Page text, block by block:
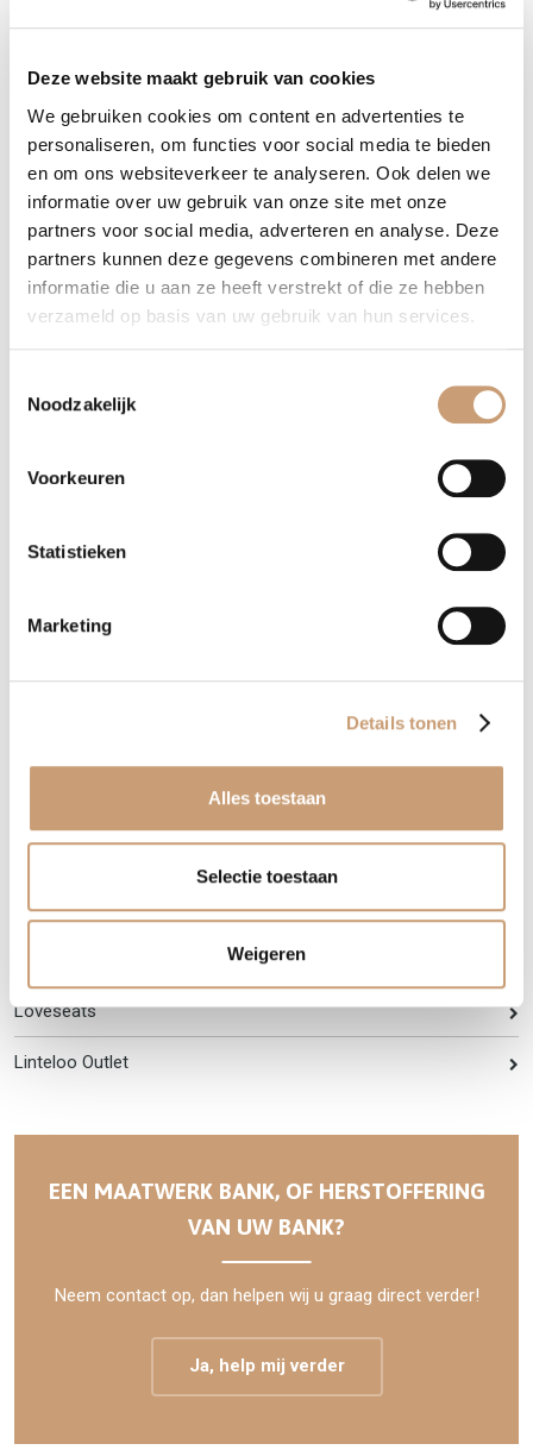
Deze website maakt gebruik van cookies
We gebruiken cookies om content en advertenties te
personaliseren, om functies voor social media te bieden
en om ons websiteverkeer te analyseren. Ook delen we
informatie over uw gebruik van onze site met onze
partners voor social media, adverteren en analyse. Deze
partners kunnen deze gegevens combineren met andere
informatie die u aan ze heeft verstrekt of die ze hebben
verzameld op basis van uw gebruik van hun services.
Noodzakelijk
Voorkeuren
Statistieken
Marketing
Details tonen
Alles toestaan
Selectie toestaan
Weigeren
Levertijd ovale eetkamerbank op maat
De eetkamerbank heeft een gemiddelde levertijd van een 6 tot 8
weken. Heeft u vragen omtrent de eetkamerbank? Neem dan
contact met ons op via het onderstaande contactformulier en
wij zullen zo spoedig mogelijk contact met u opnemen of bel
ons: 035 751 3098
Contactformulier WhatsApp
Banken op maat
Eetkamerbanken
Loveseats
Linteloo Outlet
EEN MAATWERK BANK, OF HERSTOFFERING
VAN UW BANK?
Neem contact op, dan helpen wij u graag direct verder!
Ja, help mij verder